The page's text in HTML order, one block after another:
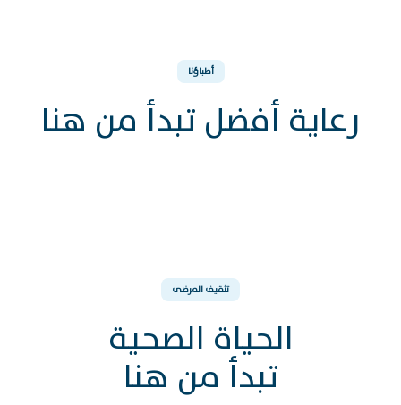
أطباؤنا
رعاية أفضل تبدأ من هنا
د. حسام الحمدان
ستشاري, جراحة الأطفال
تثقيف المرضى
الحياة الصحية
تبدأ من هنا